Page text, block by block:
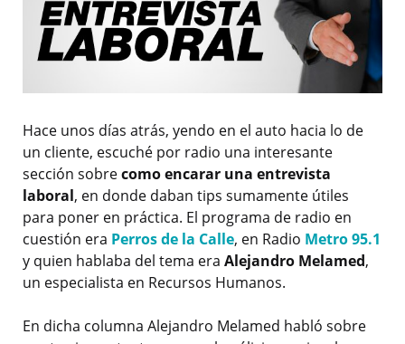
Hace unos días atrás, yendo en el auto hacia lo de
un cliente, escuché por radio una interesante
sección sobrecomo encarar una entrevista
laboral, en donde daban tips sumamente útiles
para poner en práctica. El programa de radio en
cuestión era Perros de la Calle, en Radio Metro 95.1
y quien hablaba del tema era Alejandro Melamed,
un especialista en Recursos Humanos.
En dicha columna Alejandro Melamed habló sobre